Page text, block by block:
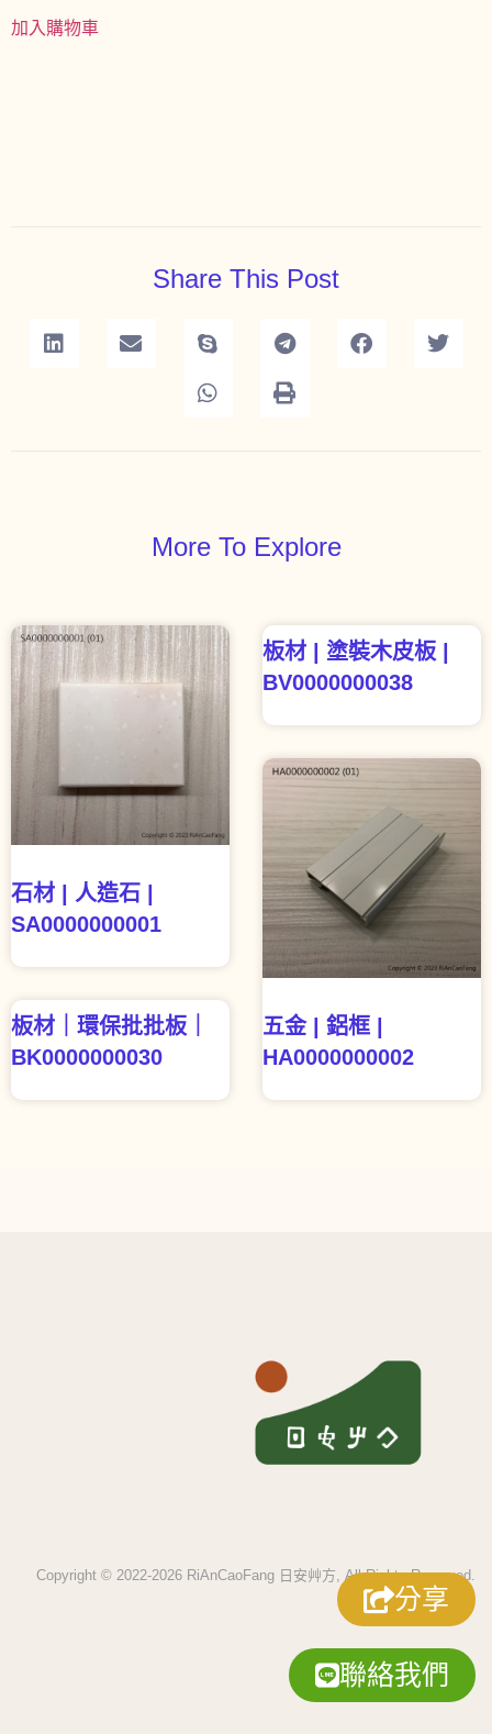
加入購物車
Share This Post
More To Explore
石材 | 人造石 |
SA0000000001
板材 | 塗裝木皮板 |
BV0000000038
板材｜環保批批板｜
BK0000000030
五金 | 鋁框 |
HA0000000002
Copyright © 2022-2026 RiAnCaoFang 日安艸方, All Rights Reserved.
分享
聯絡我們